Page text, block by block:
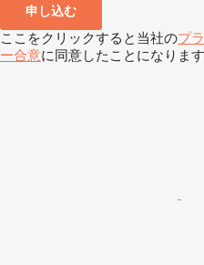
申し込む
ここをクリックすると当社のプ
ー合意に同意したことになります